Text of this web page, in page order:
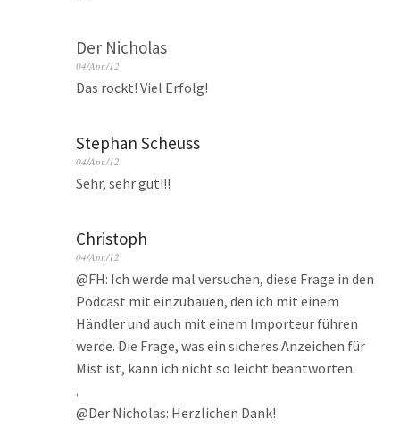
Der Nicholas
04/Apr./12
Das rockt! Viel Erfolg!
Stephan Scheuss
04/Apr./12
Sehr, sehr gut!!!
Christoph
04/Apr./12
@FH: Ich werde mal versuchen, diese Frage in den
Podcast mit einzubauen, den ich mit einem
Händler und auch mit einem Importeur führen
werde. Die Frage, was ein sicheres Anzeichen für
Mist ist, kann ich nicht so leicht beantworten.
.
@Der Nicholas: Herzlichen Dank!